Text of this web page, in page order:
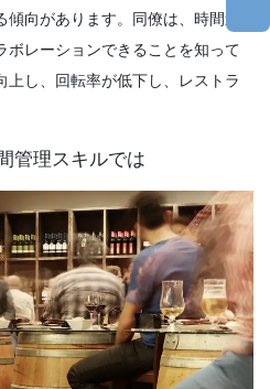
向があります。同僚は、時間追
ボレーションできることを知って
し、回転率が低下し、レストラ
管理スキルでは